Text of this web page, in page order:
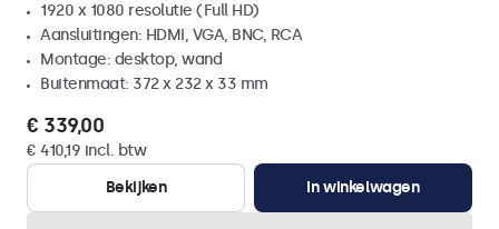
1920 x 1080 resolutie (Full HD)
Aansluitingen: HDMI, VGA, BNC, RCA
Montage: desktop, wand
Buitenmaat: 372 x 232 x 33 mm
€ 339,00
€ 410,19 incl. btw
Bekijken
In winkelwagen